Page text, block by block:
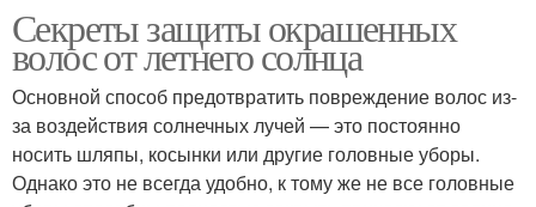
Секреты защиты окрашенных
волос от летнего солнца
Основной способ предотвратить повреждение волос из-
за воздействия солнечных лучей — это постоянно
носить шляпы, косынки или другие головные уборы.
Однако это не всегда удобно, к тому же не все головные